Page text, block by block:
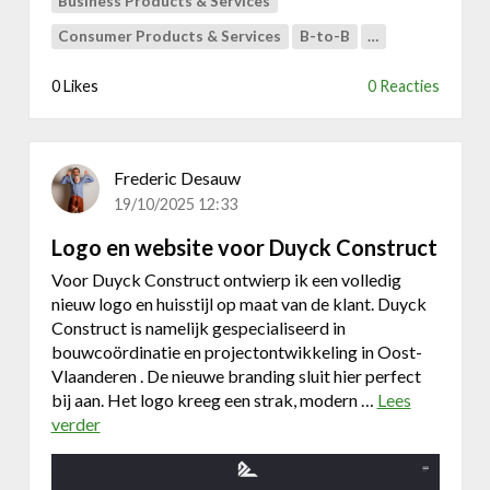
E
O
-
-
e
A
d
s
s
t
r
a
a
a
r
h
e
i
d
i
n
o
o
Consumer Products & Services B-to-B …
0 Likes 0 Reacties
Frederic Desauw
19/10/2025 12:33
Logo en website voor Duyck Construct
Voor Duyck Construct ontwierp ik een volledig
nieuw logo en huisstijl op maat van de klant. Duyck
Construct is namelijk gespecialiseerd in
bouwcoördinatie en projectontwikkeling in Oost-
Vlaanderen . De nieuwe branding sluit hier perfect
bij aan. Het logo kreeg een strak, modern … Lees
verdero